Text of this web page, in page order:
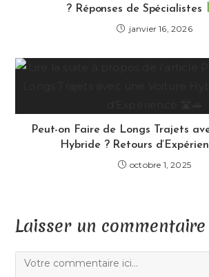
? Réponses de Spécialistes
janvier 16, 2026
Peut-on Faire de Longs Trajets
Hybride ? Retours
octobre 1, 2025
Laisser un commentaire